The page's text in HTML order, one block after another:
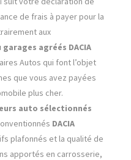
de frais à payer pour la
aux
garages agréés DACIA
Autos qui font l’objet
que vous avez payées
plus cher.
auto sélectionnés
DACIA
plafonnés et la qualité de
apportés en carrosserie,